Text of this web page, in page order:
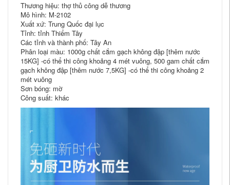
Thương hiệu: thợ thủ công dễ thương
Mô hình: M-2102
Xuất xứ: Trung Quốc đại lục
Tỉnh: tỉnh Thiểm Tây
Các tỉnh và thành phố: Tây An
Phân loại màu: 1000g chất cắm gạch không đập [thêm nước
15KG] -có thể thi công khoảng 4 mét vuông, 500 gam chất cắm
gạch không đập [thêm nước 7,5KG] -có thể thi công khoảng 2
mét vuông
Sơn bóng: mờ
Công suất: khác